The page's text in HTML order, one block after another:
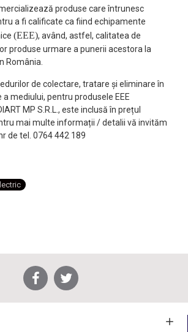
produse care întrunesc
a fi calificate ca fiind echipamente
(EEE), având, astfel, calitatea de
produse urmare a punerii acestora la
România.
de colectare, tratare și eliminare în
mediului, pentru produsele EEE
MP S.R.L., este inclusă în prețul
mai multe informații / detalii vă invităm
de tel. 0764 442 189